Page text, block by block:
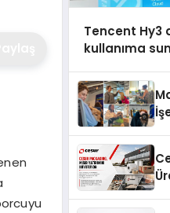
Tencent Hy3
kullanıma